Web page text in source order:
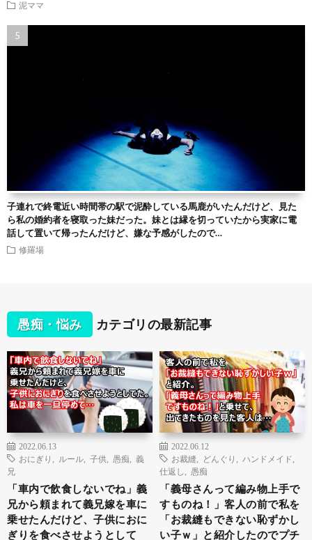
泥ママ
子連れで終電近い時間帯の駅で泥酔している馬鹿がいたんだけど、見た
ら私の婚約者を寝取った妹だった。妹とは縁を切っていたから実家に電
話して置いて帰ったんだけど、嫌な予感がしたので…
修羅場
愚痴・悩み カテゴリの最新記事
2022.06.13
おにぎり
ルール 子供 愚痴
義
兄
「車内で飲食しないでね」義
兄から頼まれて義兄嫁を車に
乗せたんだけど、子供におに
ぎりを食べさせようとして
2022.06.12
お裁縫
どんぐり ハンドメイド
仕返し
愚痴
「義母さんって編み物上手で
すものね！」客人の前で私を
「お裁縫もできない恥ずかし
い子ｗ」と紹介したのでプチ